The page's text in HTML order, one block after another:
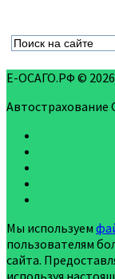
Е-ОСАГО.РФ ©
Мы используем
пользователям
сайта.